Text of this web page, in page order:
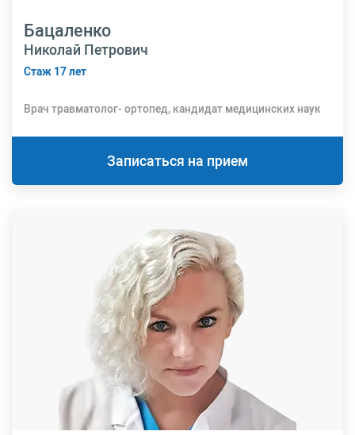
Бацаленко
Николай Петрович
Стаж 17 лет
Врач травматолог- ортопед, кандидат медицинских наук
Записаться на прием